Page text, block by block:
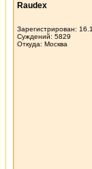
Raudex
Зарегистрирован:
Суждений: 5829
Откуда: Москва